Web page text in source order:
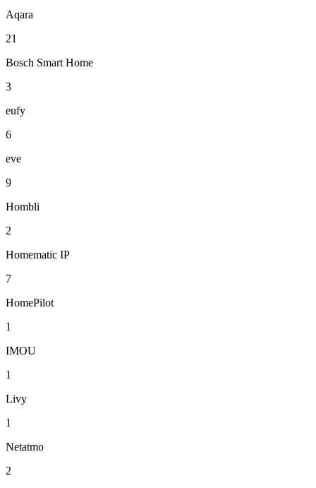
Aqara
21
Bosch Smart Home
3
eufy
6
eve
9
Hombli
2
Homematic IP
7
HomePilot
1
IMOU
1
Livy
1
Netatmo
2